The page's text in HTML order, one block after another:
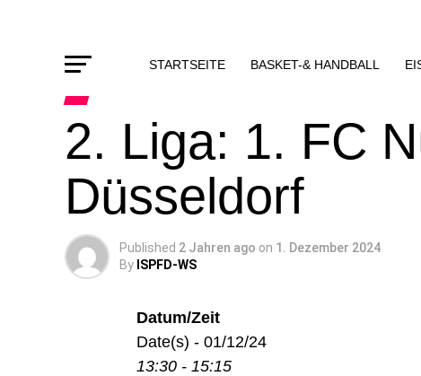
STARTSEITE BASKET-& HANDBALL
2. Liga: 1. FC
Düsseldorf
Published 2 Jahren ago on 1. Dezember 2024
By ISPFD-WS
Datum/Zeit
Date(s) - 01/12/24
13:30 - 15:15